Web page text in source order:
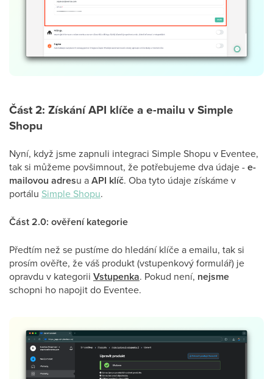
Část 2: Získání API klíče a e-mailu v Simple
Shopu
Nyní, když jsme zapnuli integraci Simple Shopu v Eventee,
tak si můžeme povšimnout, že potřebujeme dva údaje -e-
mailovou adresu aAPI klíč. Oba tyto údaje získáme v
portálu Simple Shopu.
Část 2.0: ověření kategorie
Předtím než se pustíme do hledání klíče a emailu, tak si
prosím ověřte, že váš produkt (vstupenkový formulář) je
opravdu v kategorii Vstupenka. Pokud není, nejsme
schopni ho napojit do Eventee.